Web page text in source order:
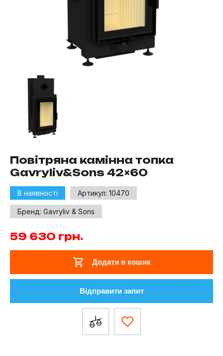
Повітряна камінна топка
Gavryliv&Sons 42×60
В наявності Артикул: 10470
Бренд: Gavryliv & Sons
59 630 грн.
Додати в кошик
Відправити запит